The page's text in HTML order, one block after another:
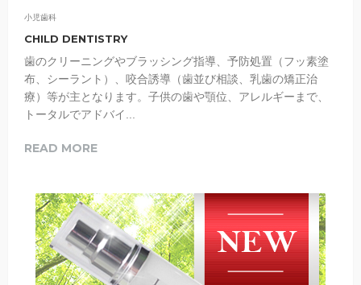
小児歯科
CHILD DENTISTRY
歯のクリーニングやブラッシング指導、予防処置（フッ素塗
布、シーラント）、咬合誘導（歯並び相談、乳歯の矯正治
療）等が主となります。子供の歯や顎位、アレルギーまで、
トータルでアドバイ...
READ MORE